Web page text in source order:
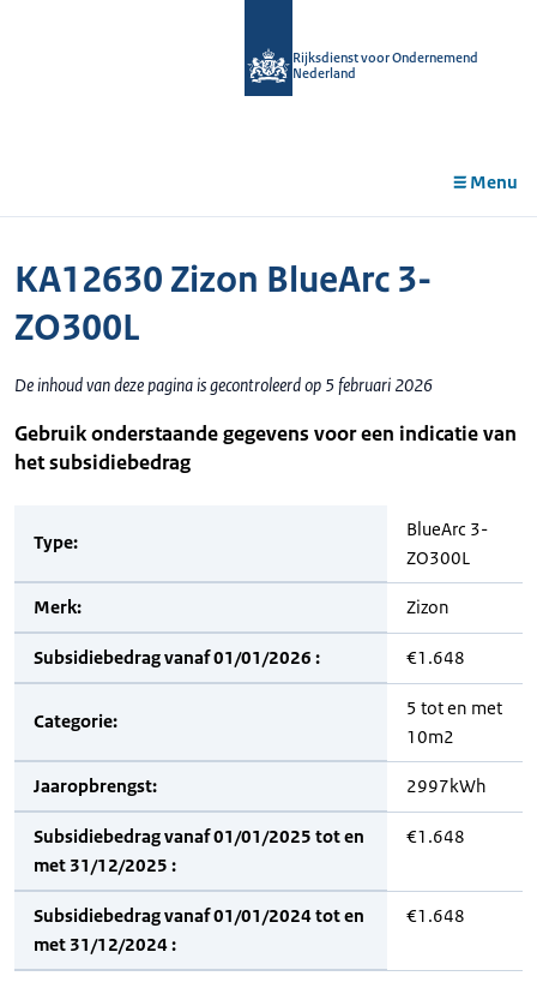
Rijksdienst voor Ondernemend
Nederland
Menu
KA12630 Zizon BlueArc 3-
ZO300L
De inhoud van deze pagina is gecontroleerd op 5 februari 2026
Gebruik onderstaande gegevens voor een indicatie van
het subsidiebedrag
Type:
BlueArc 3-
ZO300L
Merk: Zizon
Subsidiebedrag vanaf 01/01/2026 : €1.648
Categorie:
5 tot en met
10m2
Jaaropbrengst: 2997kWh
Subsidiebedrag vanaf 01/01/2025 tot en
met 31/12/2025 :
€1.648
Subsidiebedrag vanaf 01/01/2024 tot en
met 31/12/2024 :
€1.648